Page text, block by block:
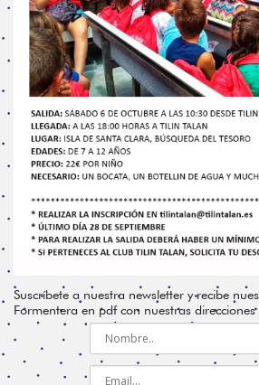
Suscríbete a nuestra newsletter y recibe
Formentera en pdf con nuestras